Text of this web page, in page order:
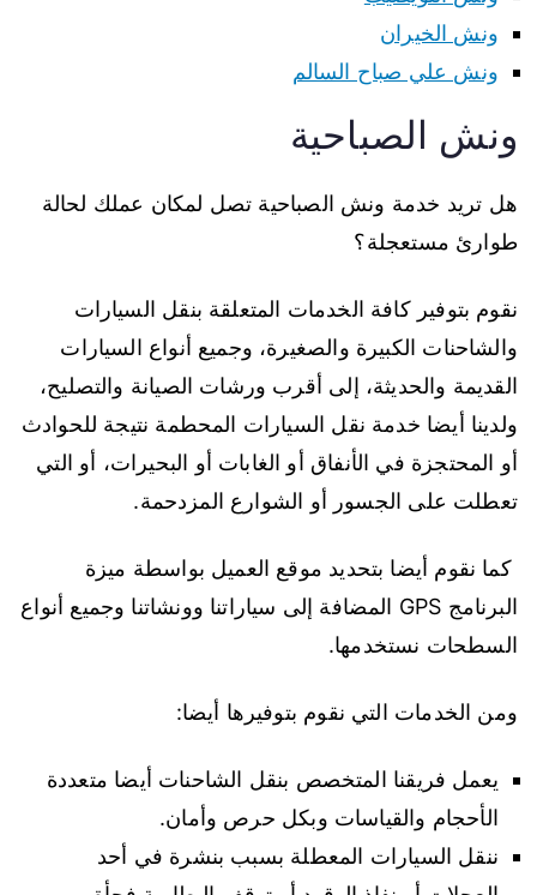
ونش الخيران
ونش علي صباح السالم
ونش الصباحية
هل تريد خدمة ونش الصباحية تصل لمكان عملك لحالة
طوارئ مستعجلة؟
نقوم بتوفير كافة الخدمات المتعلقة بنقل السيارات
والشاحنات الكبيرة والصغيرة، وجميع أنواع السيارات
القديمة والحديثة، إلى أقرب ورشات الصيانة والتصليح،
ولدينا أيضا خدمة نقل السيارات المحطمة نتيجة للحوادث
أو المحتجزة في الأنفاق أو الغابات أو البحيرات، أو التي
تعطلت على الجسور أو الشوارع المزدحمة.
كما نقوم أيضا بتحديد موقع العميل بواسطة ميزة
البرنامج GPS المضافة إلى سياراتنا وونشاتنا وجميع أنواع
السطحات نستخدمها.
ومن الخدمات التي نقوم بتوفيرها أيضا:
يعمل فريقنا المتخصص بنقل الشاحنات أيضا متعددة
الأحجام والقياسات وبكل حرص وأمان.
ننقل السيارات المعطلة بسبب بنشرة في أحد